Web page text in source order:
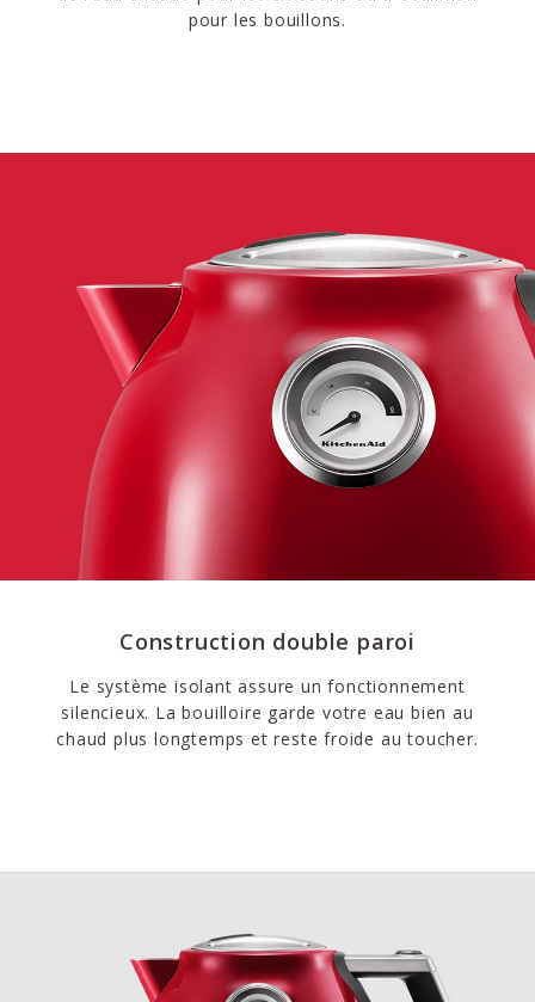
pour les bouillons.
Construction double paroi
Le système isolant assure un fonctionnement
silencieux. La bouilloire garde votre eau bien au
chaud plus longtemps et reste froide au toucher.